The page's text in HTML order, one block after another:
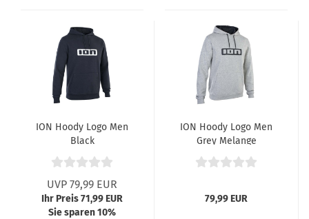
ION Hoody Logo Men
Black
UVP 79,99 EUR
Ihr Preis 71,99 EUR
Sie sparen 10%
ION Hoody Logo Men
Grey Melange
79,99 EUR